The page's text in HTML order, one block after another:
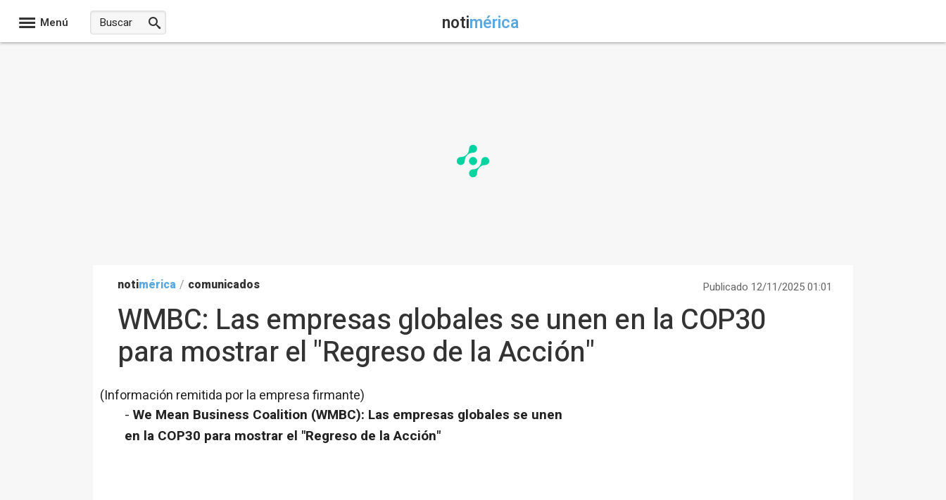
Menú notimérica
notimérica / comunicados Publicado 12/11/2025 01:01
WMBC: Las empresas globales se unen en la COP30
para mostrar el "Regreso de la Acción"
(Información remitida por la empresa firmante)
- We Mean Business Coalition (WMBC): Las empresas globales se unen
en la COP30 para mostrar el "Regreso de la Acción"